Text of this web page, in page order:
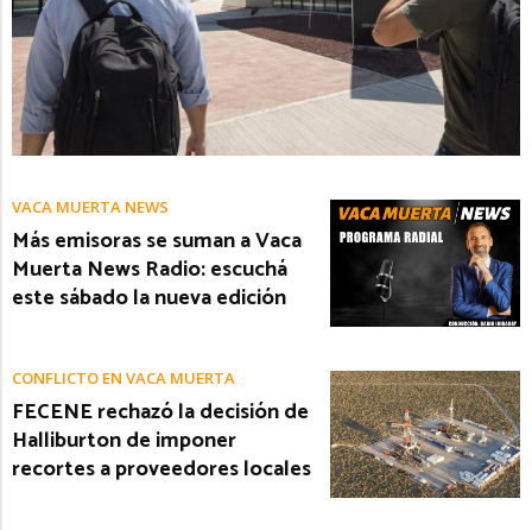
VACA MUERTA NEWS
Más emisoras se suman a Vaca
Muerta News Radio: escuchá
este sábado la nueva edición
CONFLICTO EN VACA MUERTA
FECENE rechazó la decisión de
Halliburton de imponer
recortes a proveedores locales